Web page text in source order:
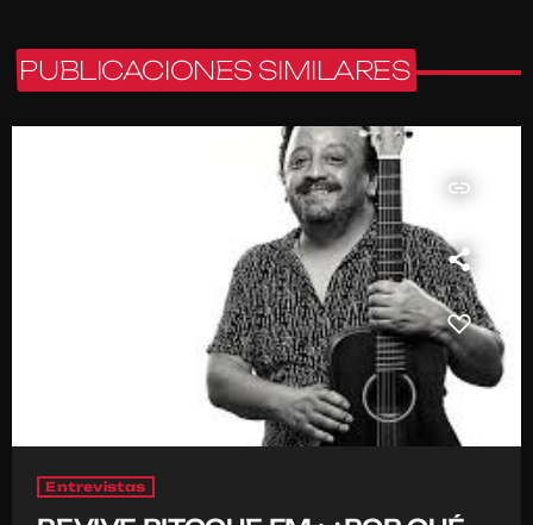
PUBLICACIONES SIMILARES
insert_link
Entrevistas